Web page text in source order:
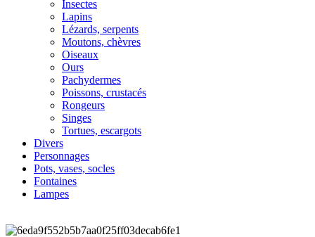
Insectes
Lapins
Lézards, serpents
Moutons, chèvres
Oiseaux
Ours
Pachydermes
Poissons, crustacés
Rongeurs
Singes
Tortues, escargots
Divers
Personnages
Pots, vases, socles
Fontaines
Lampes